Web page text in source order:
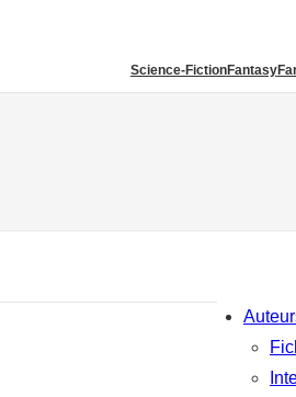
Science-FictionFantasy